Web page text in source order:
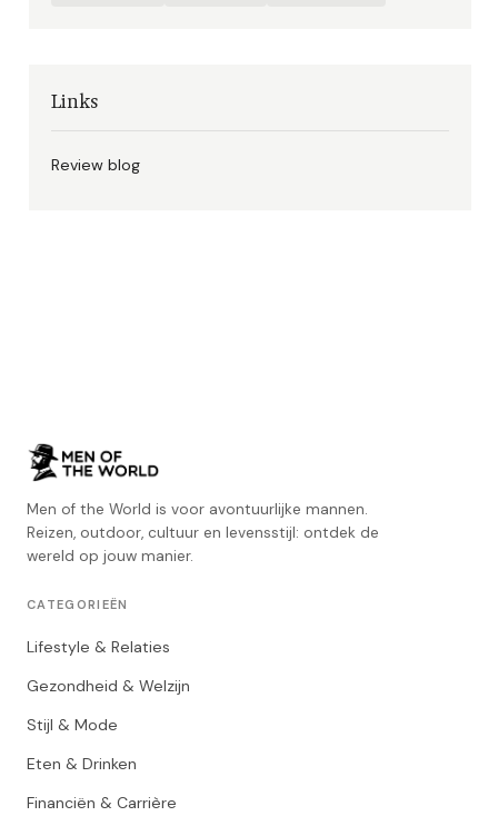
Links
Review blog
Men of the World is voor avontuurlijke mannen.
Reizen, outdoor, cultuur en levensstijl: ontdek de
wereld op jouw manier.
CATEGORIEËN
Lifestyle & Relaties
Gezondheid & Welzijn
Stijl & Mode
Eten & Drinken
Financiën & Carrière